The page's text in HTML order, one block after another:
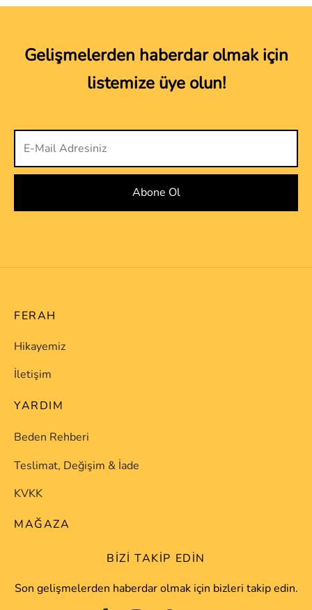
Gelişmelerden haberdar olmak için
listemize üye olun!
FERAH
Hikayemiz
İletişim
YARDIM
Beden Rehberi
Teslimat, Değişim & İade
KVKK
MAĞAZA
BIZI TAKIP EDIN
Son gelişmelerden haberdar olmak için bizleri takip edin.